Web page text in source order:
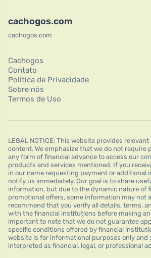
cachogos.com
cachogos.com
Cachogos
Contato
Política de Privacidade
Sobre nós
Termos de Uso
LEGAL NOTICE: This website provides
content. We emphasize that we do not require
any form of financial advance to access our
products and services mentioned. If you
in our name requesting payment or additional
notify us immediately. Our goal is to share
information, but due to the dynamic nature of
promotional offers, some information may not
recommend that you verify all details, terms,
with the financial institutions before making
important to note that we do not guarantee
specific conditions offered by financial
website is for informational purposes only and
interpreted as financial, legal, or professional